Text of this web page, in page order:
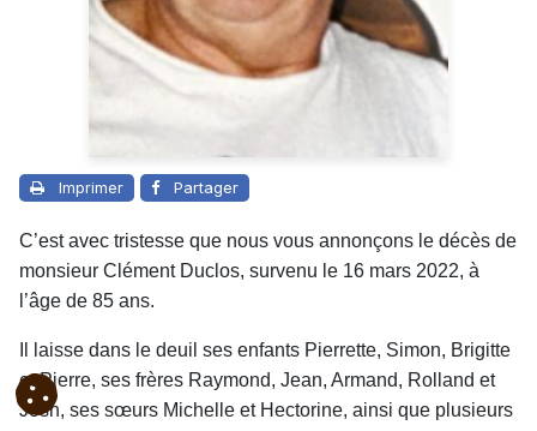
Imprimer Partager
C’est avec tristesse que nous vous annonçons le décès de
monsieur Clément Duclos, survenu le 16 mars 2022, à
l’âge de 85 ans.
Il laisse dans le deuil ses enfants Pierrette, Simon, Brigitte
et Pierre, ses frères Raymond, Jean, Armand, Rolland et
Josh, ses sœurs Michelle et Hectorine, ainsi que plusieurs